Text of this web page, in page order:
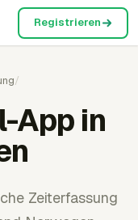
Registrieren
/
App in
Zeiterfassung